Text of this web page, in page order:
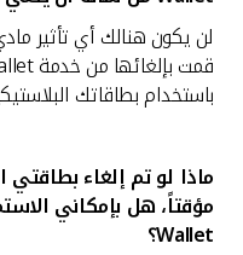
لن يكون هنالك أي تأثير
باستخدام بطاقاتك
ماذا لو تم إلغاء بطاقتي
مؤقتاً، هل بإمكاني
Wallet؟